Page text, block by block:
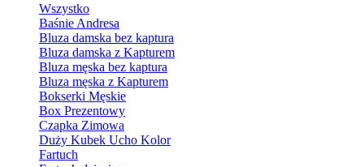
Wszystko
Baśnie Andresa
Bluza damska bez kaptura
Bluza damska z Kapturem
Bluza męska bez kaptura
Bluza męska z Kapturem
Bokserki Męskie
Box Prezentowy
Czapka Zimowa
Duży Kubek Ucho Kolor
Fartuch